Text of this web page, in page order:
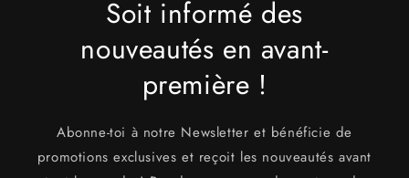
Soit informé des
nouveautés en avant-
première !
Abonne-toi à notre Newsletter et bénéficie de
promotions exclusives et reçoit les nouveautés avant